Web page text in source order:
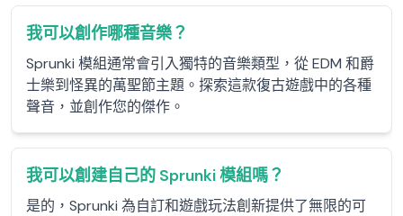
我可以創作哪種音樂？
Sprunki 模組通常會引入獨特的音樂類型，從 EDM 和爵
士樂到怪異的萬聖節主題。探索這款復古遊戲中的各種
聲音，並創作您的傑作。
我可以創建自己的 Sprunki 模組嗎？
是的，Sprunki 為自訂和遊戲玩法創新提供了無限的可